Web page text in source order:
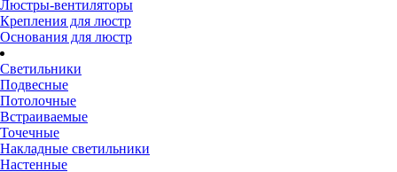
Люстры-вентиляторы
Крепления для люстр
Основания для люстр
Светильники
Подвесные
Потолочные
Встраиваемые
Точечные
Накладные светильники
Настенные